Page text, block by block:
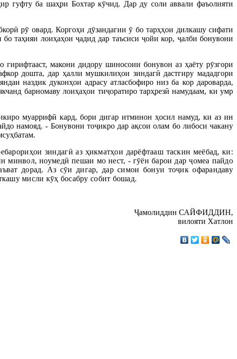
гуфту ба шаҳри Бохтар кӯчид. Дар ду соли аввали фаъолияти
рӯ овард. Коргоҳи дӯзандагии ӯ бо тарҳҳои дилкашу сифати
таҳияи лоиҳаҳои ҷадид дар таъсиси ҷойи кор, ҷалби бонувони
макони дидору шиносоии бонувон аз ҳаёту рӯзгори
дошта, дар ҳалли мушкилиҳои зиндагӣ дастгиру мададгори
наздик дуконҳои адрасу атласбофиро низ ба кор дароварда,
барномаву лоиҳаҳои тиҷоратиро тарҳрезӣ намудаам, ки умр
муаррифӣ кард, бори дигар итминон ҳосил намуд, ки аз ин
намояд. - Бонувони тоҷикро дар ақсои олам бо либоси чакану
зиндагӣ аз ҳикматҳои дарёфтааш таскин меёбад, ки:
минвол, ноумедӣ пешаи мо нест, - гӯён барои дар ҷомеа пайдо
дорад. Аз сӯи дигар, дар симои бонуи тоҷик офарандаву
мисли кӯҳ босабру собит бошад.
Ҷамолиддин САЙФИДДИН,
вилояти Хатлон